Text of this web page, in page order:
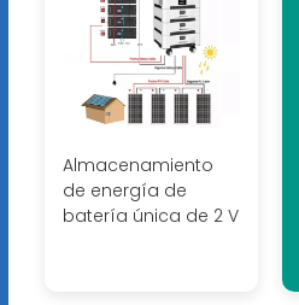
Almacenamiento
de energía de
batería única de 2 V